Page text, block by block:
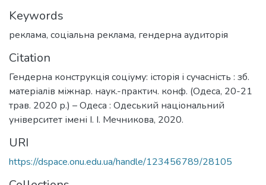
Keywords
реклама, соціальна реклама, гендерна аудиторія
Citation
Гендерна конструкція соціуму: історія і сучасність : зб.
матеріалів міжнар. наук.-практич. конф. (Одеса, 20-21
трав. 2020 р.) – Одеса : Одеський національний
університет імені І. І. Мечникова, 2020.
URI
https://dspace.onu.edu.ua/handle/123456789/28105